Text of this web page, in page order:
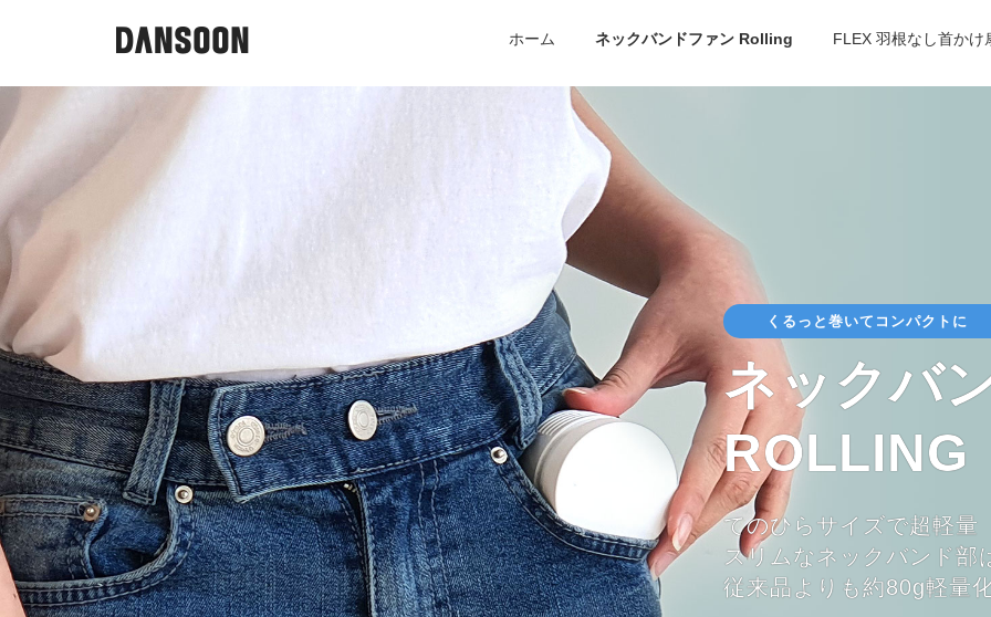
ン
テ
ン
へ
ス
キ
ッ
プ
ホーム ネックバンドファン Rolling FLEX 羽根なし首かけ
くるっと巻いてコンパクトに
ネックバ
ROLLING
てのひらサイズで超軽量
スリムなネックバンド部
従来品よりも約80g軽量化